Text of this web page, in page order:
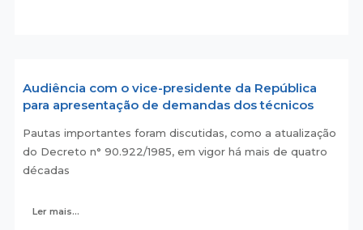
Audiência com o vice-presidente da República
para apresentação de demandas dos técnicos
Pautas importantes foram discutidas, como a atualização
do Decreto n° 90.922/1985, em vigor há mais de quatro
décadas
Ler mais...